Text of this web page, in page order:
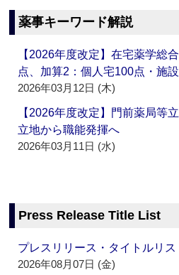
薬事キーワード解説
【2026年度改定】在宅薬学総
点、加算2：個人宅100点・施
2026年03月12日 (木)
【2026年度改定】門前薬局等
立地から職能発揮へ
2026年03月11日 (水)
Press Release Title List
プレスリリース・タイトルリ
2026年08月07日 (金)